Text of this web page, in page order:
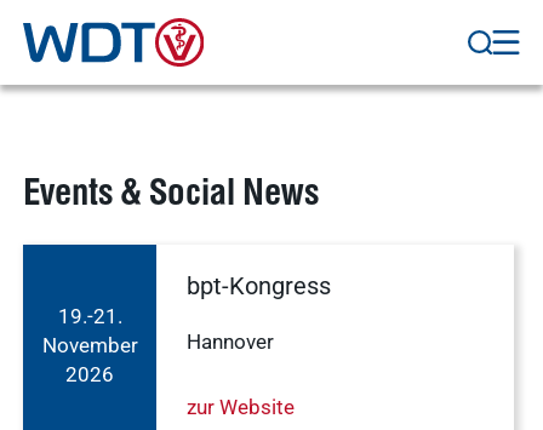
Events & Social News
19.-21.
November
2026
bpt-Kongress
Hannover
zur Website